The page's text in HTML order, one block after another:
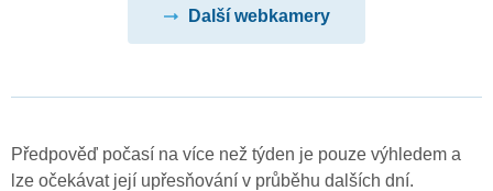
Další webkamery
Předpověď počasí na více než týden je pouze výhledem a
lze očekávat její upřesňování v průběhu dalších dní.